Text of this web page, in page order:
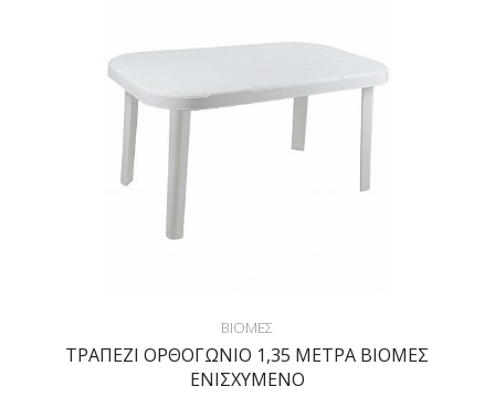
ΒΙΟΜΕΣ
ΤΡΑΠΕΖΙ ΟΡΘΟΓΩΝΙΟ 1,35 ΜΕΤΡΑ ΒΙΟΜΕΣ
ΕΝΙΣΧΥΜΕΝΟ